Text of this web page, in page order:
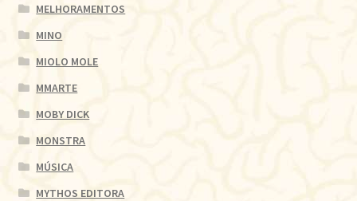
MELHORAMENTOS
MINO
MIOLO MOLE
MMARTE
MOBY DICK
MONSTRA
MÚSICA
MYTHOS EDITORA